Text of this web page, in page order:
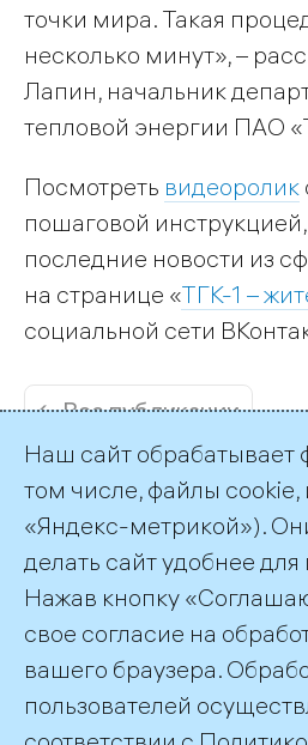
точки мира. Такая
несколько минут», –
Лапин, начальник
тепловой энергии ПАО
Посмотреть видеоролик
пошаговой инструкцией,
последние новости из
на странице «ТГК-1 –
социальной сети
← Все публикации
Пресс-служба ТГК-1
press@tgc1.ru
Наш сайт обрабатывает
том числе, файлы
«Яндекс-метрикой»).
делать сайт удобнее для
Нажав кнопку
свое согласие на
вашего браузера.
пользователей